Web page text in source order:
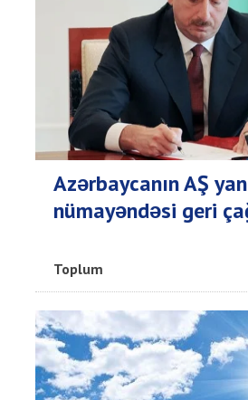
Azərbaycanın AŞ
nümayəndəsi geri
Toplum